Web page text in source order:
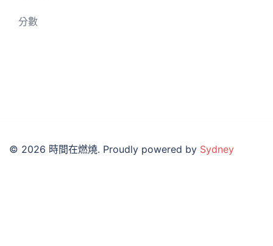
分數
© 2026 時間在燃燒. Proudly powered by Sydney